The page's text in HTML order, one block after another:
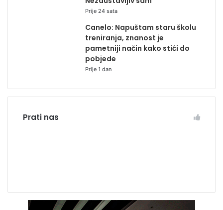
Prije 24 sata
Canelo: Napuštam staru školu
treniranja, znanost je
pametniji način kako stići do
pobjede
Prije 1 dan
Prati nas